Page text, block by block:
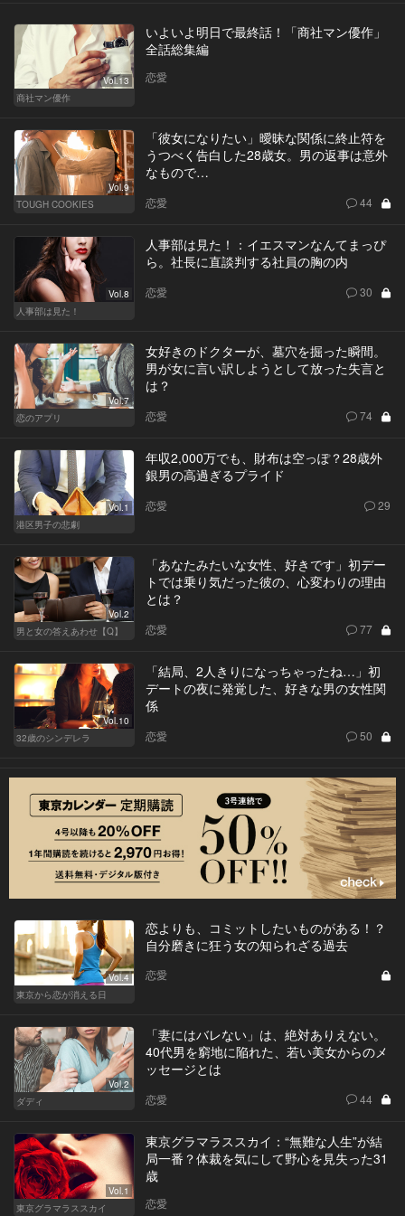
Vol.13
商社マン優作
いよいよ明日で最終話！「商社マン優作」
全話総集編
恋愛
Vol.9
TOUGH COOKIES
「彼女になりたい」曖昧な関係に終止符を
うつべく告白した28歳女。男の返事は意外
なもので…
恋愛 44
Vol.8
人事部は見た！
人事部は見た！：イエスマンなんてまっぴ
ら。社長に直談判する社員の胸の内
恋愛 30
Vol.7
恋のアプリ
女好きのドクターが、墓穴を掘った瞬間。
男が女に言い訳しようとして放った失言と
は？
恋愛 74
Vol.1
港区男子の悲劇
年収2,000万でも、財布は空っぽ？28歳外
銀男の高過ぎるプライド
恋愛 29
Vol.2
男と女の答えあわせ【Q】
「あなたみたいな女性、好きです」初デー
トでは乗り気だった彼の、心変わりの理由
とは？
恋愛 77
Vol.10
32歳のシンデレラ
「結局、2人きりになっちゃったね…」初
デートの夜に発覚した、好きな男の女性関
係
恋愛 50
Vol.4
東京から恋が消える日
恋よりも、コミットしたいものがある！？
自分磨きに狂う女の知られざる過去
恋愛
Vol.2
ダディ
「妻にはバレない」は、絶対ありえない。
40代男を窮地に陥れた、若い美女からのメ
ッセージとは
恋愛 44
Vol.1
東京グラマラススカイ
東京グラマラススカイ：“無難な人生”が結
局一番？体裁を気にして野心を見失った31
歳
恋愛